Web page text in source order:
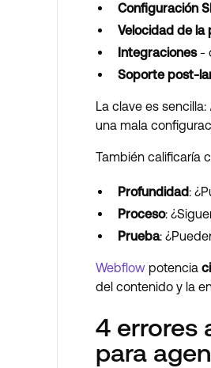
Configuración
Velocidad de la
Integraciones-
Soporte post-
La clave es sencilla:
una mala
También calificaría
Profundidad:
Proceso:
Prueba:
Webflow potencia
del contenido y la
4 errores
para